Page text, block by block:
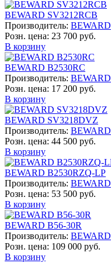
BEWARD SV3212RCB
Производитель: BEWARD
Розн. цена: 23 700 руб.
В корзину
BEWARD B2530RC
Производитель: BEWARD
Розн. цена: 17 200 руб.
В корзину
BEWARD SV3218DVZ
Производитель: BEWARD
Розн. цена: 44 500 руб.
В корзину
BEWARD B2530RZQ-LP
Производитель: BEWARD
Розн. цена: 53 500 руб.
В корзину
BEWARD B56-30R
Производитель: BEWARD
Розн. цена: 109 000 руб.
В корзину